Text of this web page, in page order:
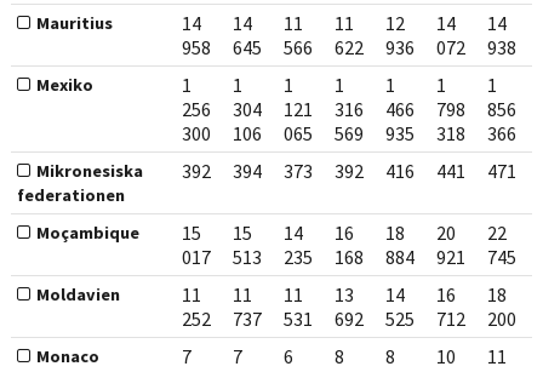
Mauritius
14
958
14
645
11
566
11
622
12
936
14
072
14
938
Mexiko
1
256
300
1
304
106
1
121
065
1
316
569
1
466
935
1
798
318
1
856
366
Mikronesiska
federationen
392 394 373 392 416 441 471
Moçambique
15
017
15
513
14
235
16
168
18
884
20
921
22
745
Moldavien
11
252
11
737
11
531
13
692
14
525
16
712
18
200
Monaco
7
7
6
8
8
10
11